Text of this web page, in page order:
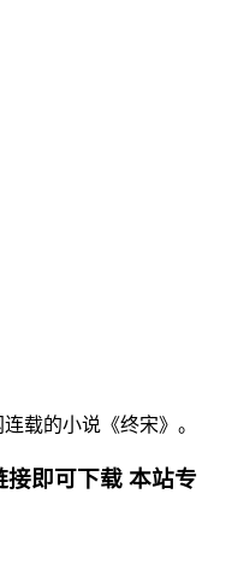
的小说《终宋》。
接即可下载 本站专